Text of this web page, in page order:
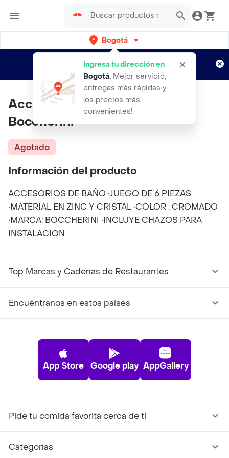
Bogotá
Ingresa tu dirección en
Bogotá. Mejor servicio,
entregas más rápidas y
los precios más
convenientes!
envíos gratis por semanas
Aplican TyC
Accesorios De Baño Cromado
Boccherini
Agotado
Información del producto
ACCESORIOS DE BAÑO •JUEGO DE 6 PIEZAS
•MATERIAL EN ZINC Y CRISTAL •COLOR : CROMADO
•MARCA: BOCCHERINI •INCLUYE CHAZOS PARA
INSTALACION
Top Marcas y Cadenas de Restaurantes
Encuéntranos en estos países
App Store Google play AppGallery
Pide tu comida favorita cerca de ti
Categorías